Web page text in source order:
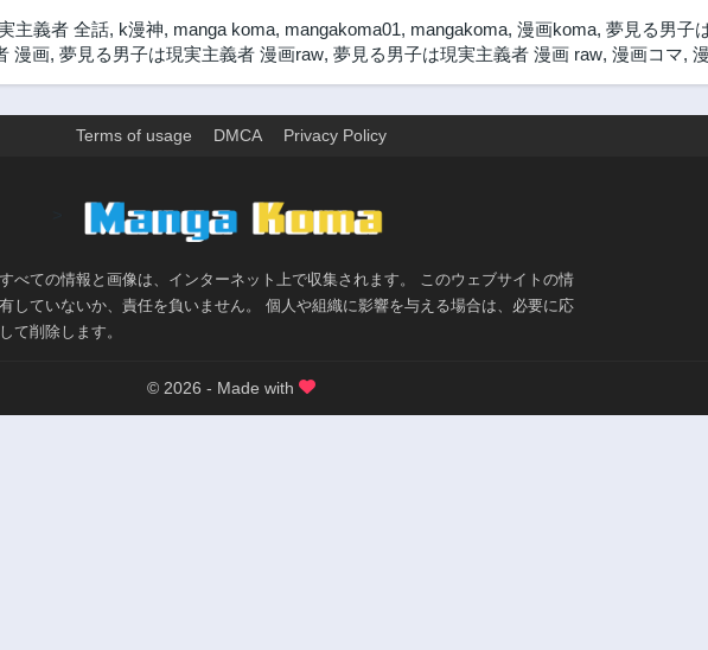
主義者 全話, k漫神, manga koma, mangakoma01, mangakoma, 漫画koma, 夢見る男子
漫画, 夢見る男子は現実主義者 漫画raw, 夢見る男子は現実主義者 漫画 raw, 漫画コマ,
Terms of usage DMCA Privacy Policy
べての情報と画像は、インターネット上で収集されます。 このウェブサイトの情
していないか、責任を負いません。 個人や組織に影響を与える場合は、必要に応
て削除します。
© 2026 - Made with